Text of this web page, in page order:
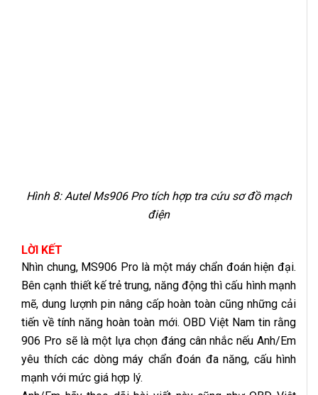
Hình 8: Autel Ms906 Pro tích hợp tra cứu sơ đồ mạch
điện
LỜI KẾT
Nhìn chung, MS906 Pro là một máy chẩn đoán hiện đại.
Bên cạnh thiết kế trẻ trung, năng động thì cấu hình mạnh
mẽ, dung lượnh pin nâng cấp hoàn toàn cũng những cải
tiến về tính năng hoàn toàn mới. OBD Việt Nam tin rằng
906 Pro sẽ là một lựa chọn đáng cân nhắc nếu Anh/Em
yêu thích các dòng máy chẩn đoán đa năng, cấu hình
mạnh với mức giá hợp lý.